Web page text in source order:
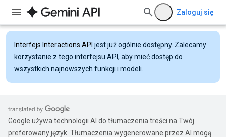
Zaloguj się
Interfejs Interactions API jest już ogólnie dostępny. Zalecamy
korzystanie z tego interfejsu API, aby mieć dostęp do
wszystkich najnowszych funkcji i modeli.
Google używa technologii AI do tłumaczenia treści na Twój
preferowany język. Tłumaczenia wygenerowane przez AI mogą